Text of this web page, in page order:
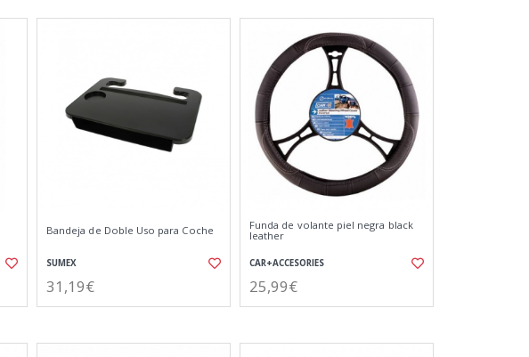
Bandeja de Doble Uso para Coche
SUMEX
31,19€
Funda de volante piel negra black
leather
CAR+ACCESORIES
25,99€